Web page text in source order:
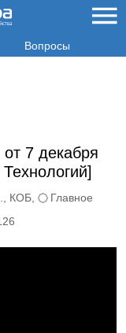
Вопросы
7 декабря
КОБ
Главное